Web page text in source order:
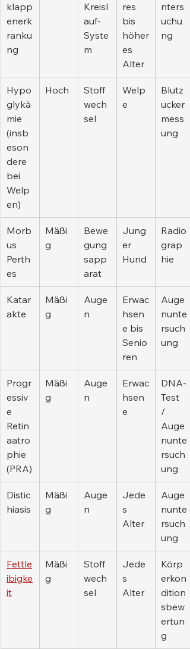
klapp
enerk
ranku
ng
Kreisl
auf-
Syste
m
res
bis
höher
es
Alter
nters
uchu
ng
Hypo
glykä
mie
(insb
eson
dere
bei
Welp
en)
Hoch
Stoff
wech
sel
Welp
e
Blutz
ucker
mess
ung
Morb
us
Perth
es
Mäßi
g
Bewe
gung
sapp
arat
Jung
er
Hund
Radio
grap
hie
Katar
akte
Mäßi
g
Auge
n
Erwac
hsen
e bis
Senio
ren
Auge
nunte
rsuch
ung
Progr
essiv
e
Retin
aatro
phie
(PRA)
Mäßi
g
Auge
n
Erwac
hsen
e
DNA-
Test
/
Auge
nunte
rsuch
ung
Distic
hiasis
Mäßi
g
Auge
n
Jede
s
Alter
Auge
nunte
rsuch
ung
Fettle
ibigke
it
Mäßi
g
Stoff
wech
sel
Jede
s
Alter
Körp
erkon
dition
sbew
ertun
g